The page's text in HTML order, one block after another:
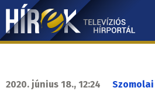
Ugrás
tartalomra
Hírek.sk
navigáció
2020. június 18., 12:24